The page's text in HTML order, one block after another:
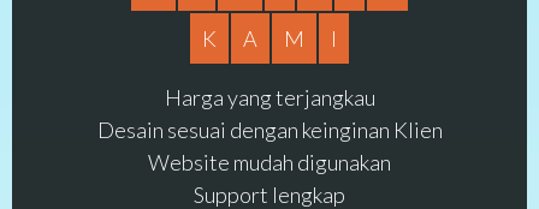
K
A M I
Harga yang terjangkau
Desain sesuai dengan keinginan Klien
Website mudah digunakan
Support lengkap